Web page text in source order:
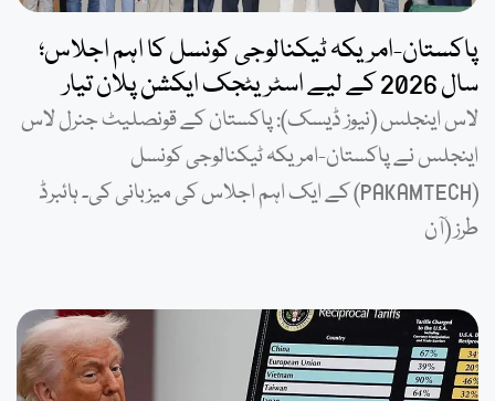
پاکستان-امریکہ ٹیکنالوجی کونسل کا اہم اجلاس؛
سال 2026 کے لیے اسٹریٹجک ایکشن پلان تیار
لاس اینجلس (نیوز ڈیسک): پاکستان کے قونصلیٹ جنرل لاس
اینجلس نے پاکستان-امریکہ ٹیکنالوجی کونسل
(PAKAMTECH) کے ایک اہم اجلاس کی میزبانی کی۔ ہائبرڈ
طرز (آن